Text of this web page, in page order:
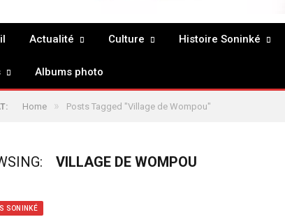
Actualité Culture Histoire Soninké
Albums photo
Home » Posts Tagged "Village de Wompou"
VILLAGE DE WOMPOU
SONINKÉ